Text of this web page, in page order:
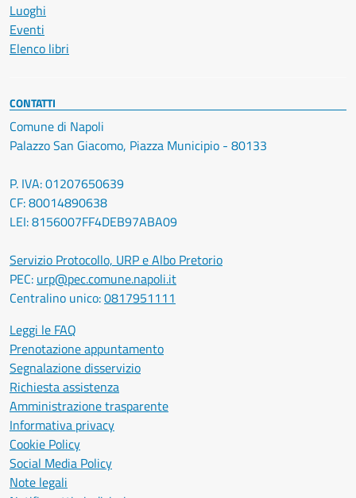
Luoghi
Eventi
Elenco libri
CONTATTI
Comune di Napoli
Palazzo San Giacomo, Piazza Municipio - 80133
P. IVA: 01207650639
CF: 80014890638
LEI: 8156007FF4DEB97ABA09
Servizio Protocollo, URP e Albo Pretorio
PEC: urp@pec.comune.napoli.it
Centralino unico:0817951111
Leggi le FAQ
Prenotazione appuntamento
Segnalazione disservizio
Richiesta assistenza
Amministrazione trasparente
Informativa privacy
Cookie Policy
Social Media Policy
Note legali